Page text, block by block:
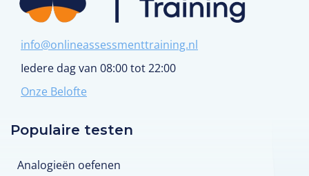
info@onlineassessmenttraining.nl
Iedere dag van 08:00 tot 22:00
Onze Belofte
Populaire testen
Analogieën oefenen